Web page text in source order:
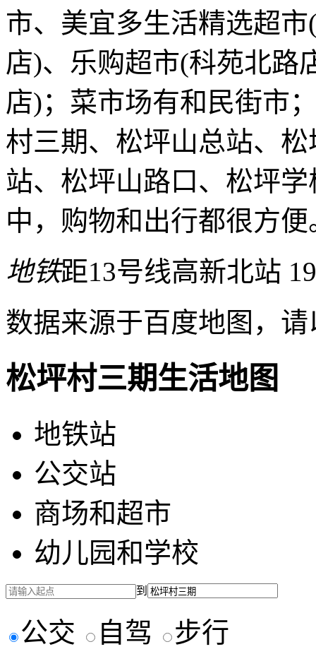
市、美宜多生活精选超
店)、乐购超市(科苑北路
店)；菜市场有和民街市
村三期、松坪山总站、
站、松坪山路口、松坪
中，购物和出行都很方
地铁距13号线高新北站
数据来源于百度地图，
松坪村三期生活地图
地铁站
公交站
商场和超市
幼儿园和学校
到
公交 自驾 步行